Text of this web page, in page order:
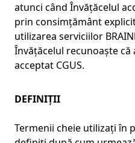
atunci când Învățăcelul
prin consimțământ
utilizarea serviciilor
Învățăcelul recunoaște că
acceptat CGUS.
DEFINIȚII
Termenii cheie utilizați în